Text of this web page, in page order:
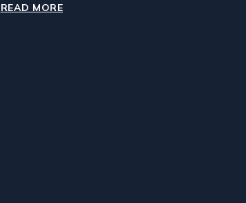
READ MORE